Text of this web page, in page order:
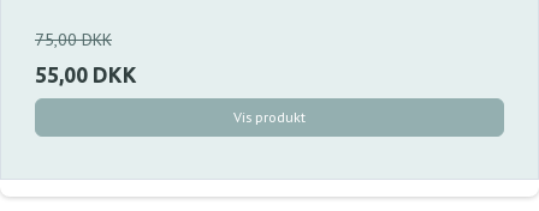
75,00 DKK
55,00 DKK
Vis produkt